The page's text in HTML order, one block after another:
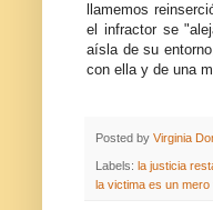
llamemos
el infractor se
aísla de su
con ella y de una
Posted by Virginia
Labels: la justicia
la victima es un